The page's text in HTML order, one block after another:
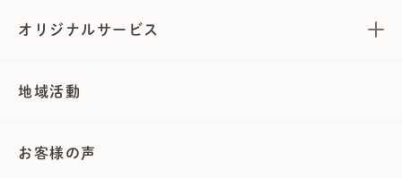
オリジナルサービス
地域活動
お客様の声